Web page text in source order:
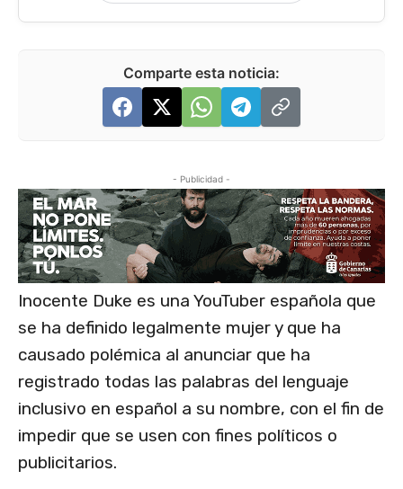
Comparte esta noticia:
- Publicidad -
Inocente Duke es una YouTuber española que
se ha definido legalmente mujer y que ha
causado polémica al anunciar que ha
registrado todas las palabras del lenguaje
inclusivo en español a su nombre, con el fin de
impedir que se usen con fines políticos o
publicitarios.